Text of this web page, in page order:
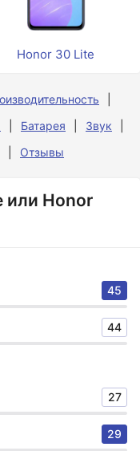
Honor 30 Lite
Батарея
Звук
Отзывы
или Honor
45
44
27
29